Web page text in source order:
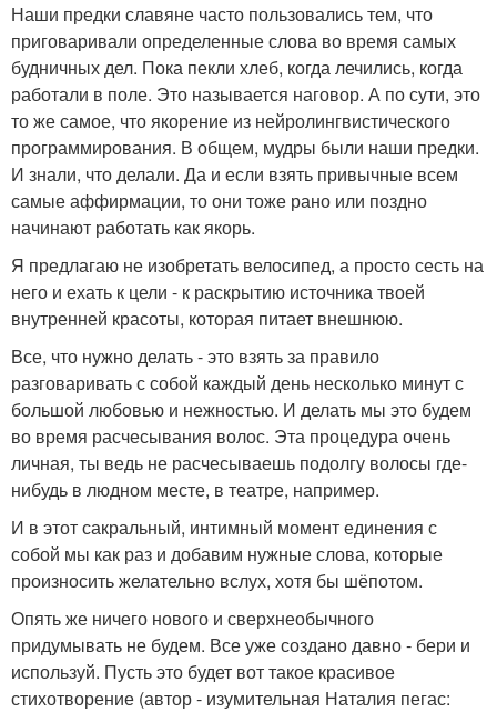
Наши предки славяне часто пользовались тем, что
приговаривали определенные слова во время самых
будничных дел. Пока пекли хлеб, когда лечились, когда
работали в поле. Это называется наговор. А по сути, это
то же самое, что якорение из нейролингвистического
программирования. В общем, мудры были наши предки.
И знали, что делали. Да и если взять привычные всем
самые аффирмации, то они тоже рано или поздно
начинают работать как якорь.
Я предлагаю не изобретать велосипед, а просто сесть на
него и ехать к цели - к раскрытию источника твоей
внутренней красоты, которая питает внешнюю.
Все, что нужно делать - это взять за правило
разговаривать с собой каждый день несколько минут с
большой любовью и нежностью. И делать мы это будем
во время расчесывания волос. Эта процедура очень
личная, ты ведь не расчесываешь подолгу волосы где-
нибудь в людном месте, в театре, например.
И в этот сакральный, интимный момент единения с
собой мы как раз и добавим нужные слова, которые
произносить желательно вслух, хотя бы шёпотом.
Опять же ничего нового и сверхнеобычного
придумывать не будем. Все уже создано давно - бери и
используй. Пусть это будет вот такое красивое
стихотворение (автор - изумительная Наталия пегас: